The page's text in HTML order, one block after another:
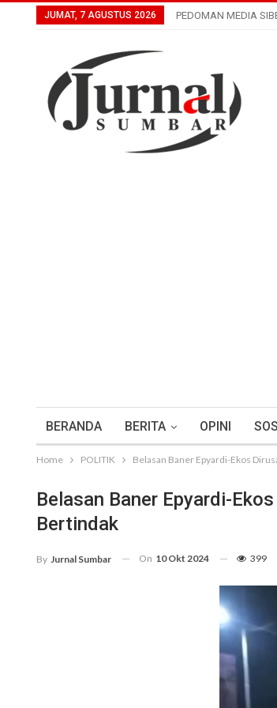
JUMAT, 7 AGUSTUS 2026 PEDOMAN MEDIA
BERANDA BERITA OPINI
Home POLITIK Belasan Baner Epyardi-Ekos
Belasan Baner Epyardi-
Bertindak
By Jurnal Sumbar On 10 Okt 2024 399